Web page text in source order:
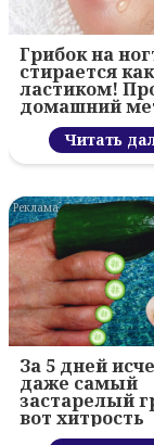
Грибок на
стирается как
ластиком!
домашний
Читать
За 5 дней
даже самый
застарелый
вот хитрость